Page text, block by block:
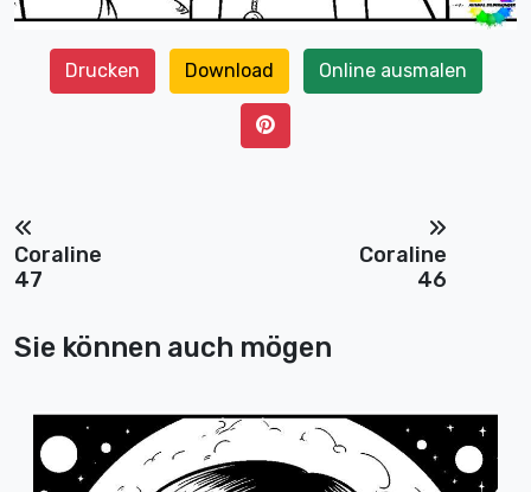
Drucken Download Online ausmalen
Coraline
47
Coraline
46
Sie können auch mögen